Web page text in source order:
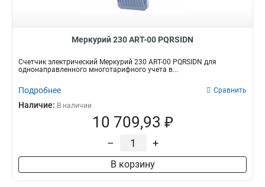
Меркурий 230 АRT-00 PQRSIDN
Счетчик электрический Меркурий 230 АRT-00 PQRSIDN для
однонаправленного многотарифного учета в...
Подробнее Сравнить
Наличие: В наличии
10 709,93 ₽
– +
В корзину